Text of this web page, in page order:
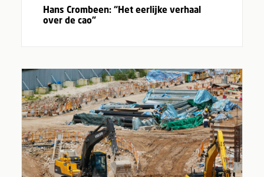
Hans Crombeen: “Het eerlijke verhaal
over de cao”